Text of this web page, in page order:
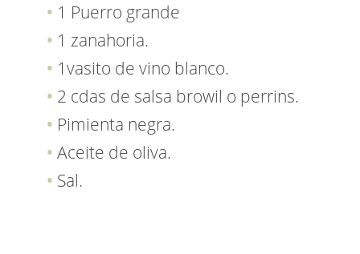
1 Puerro grande
1 zanahoria.
1vasito de vino blanco.
2 cdas de salsa browil o perrins.
Pimienta negra.
Aceite de oliva.
Sal.